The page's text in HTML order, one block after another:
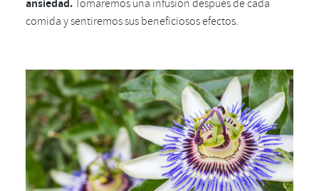
ansiedad. Tomaremos una infusión después de cada
comida y sentiremos sus beneficiosos efectos.